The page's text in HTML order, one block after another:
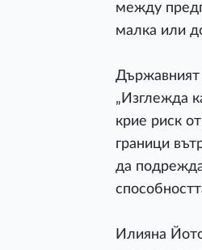
между
малка или
Държавният
„Изглежда
крие риск
граници
да
Илияна